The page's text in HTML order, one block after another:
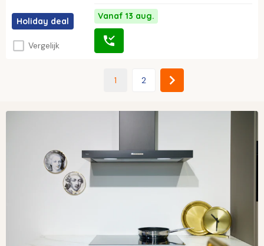
Holiday deal
Vergelijk
Vanaf 13 aug.
1 2